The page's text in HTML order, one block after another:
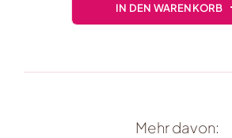
IN DEN WARENKORB
Mehr davon: